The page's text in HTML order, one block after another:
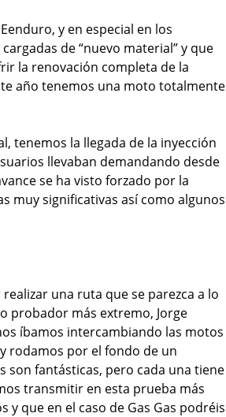
y en especial en los
de “nuevo material” y que
la renovación completa de la
año tenemos una moto totalmente
tenemos la llegada de la inyección
llevaban demandando desde
se ha visto forzado por la
muy significativas así como algunos
una ruta que se parezca a lo
probador más extremo, Jorge
íbamos intercambiando las motos
rodamos por el fondo de un
son fantásticas, pero cada una tiene
transmitir en esta prueba más
que en el caso de Gas Gas podréis